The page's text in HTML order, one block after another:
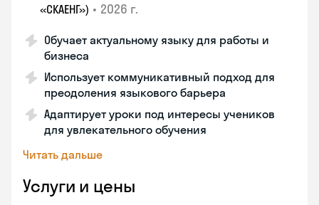
«СКАЕНГ») • 2026 г.
Обучает актуальному языку для работы и
бизнеса
Использует коммуникативный подход для
преодоления языкового барьера
Адаптирует уроки под интересы учеников
для увлекательного обучения
Читать дальше
Услуги и цены